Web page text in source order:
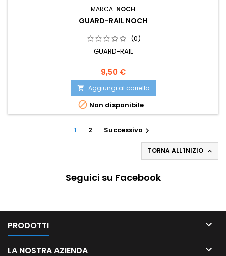
MARCA: NOCH
GUARD-RAIL NOCH
(0)
GUARD-RAIL
9,50 €
 Aggiungi al carrello
 Non disponibile
1 2 Successivo 
TORNA ALL'INIZIO 
Seguici su Facebook
PRODOTTI 
LA NOSTRA AZIENDA 